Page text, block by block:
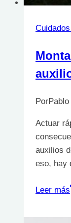
Por
Actuar
auxilios
eso, hay
Leer más